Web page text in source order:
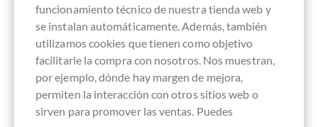
América Latina
chocolate
Embalaje
Barras de
2 Tostado
funcionamiento técnico de nuestra tienda web y
se instalan automáticamente. Además, también
utilizamos cookies que tienen como objetivo
facilitarle la compra con nosotros. Nos muestran,
por ejemplo, dónde hay margen de mejora,
permiten la interacción con otros sitios web o
sirven para promover las ventas. Puedes